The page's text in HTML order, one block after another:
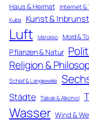
Haus & Heimat Internet &
Kuba Kunst & Inbrunst
Luft Marokko Mord &
Pflanzen & Natur
Religion &
Schlaf & Langeweile
Städte Tabak & Alkohol
Wasser Wind &